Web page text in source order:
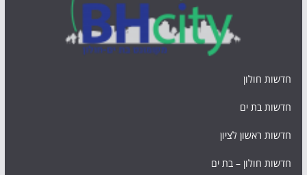
חדשות חולון
חדשות בת ים
חדשות ראשון לציון
חדשות חולון – בת ים